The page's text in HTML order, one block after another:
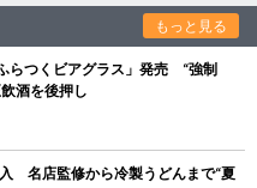
もっと見る
らつくビアグラス」発売 “強制
酒を後押し
名店監修から冷製うどんまで“夏